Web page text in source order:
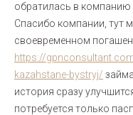
обратилась в компанию
Спасибо компании, тут
своевременном
https://
kazahstane-bystryj/
история сразу
потребуется только